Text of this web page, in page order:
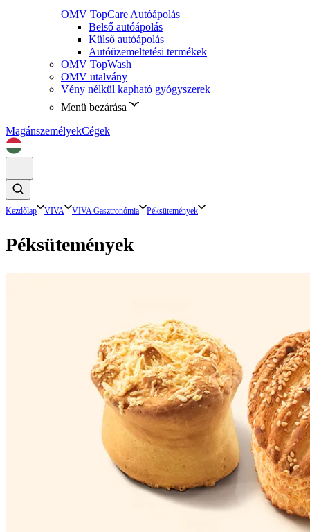
OMV TopCare Autóápolás
Belső autóápolás
Külső autóápolás
Autóüzemeltetési termékek
OMV TopWash
OMV utalvány
Vény nélkül kapható gyógyszerek
Menü bezárása
MagánszemélyekCégek
Kezdőlap VIVA VIVA Gasztronómia Péksütemények
Péksütemények